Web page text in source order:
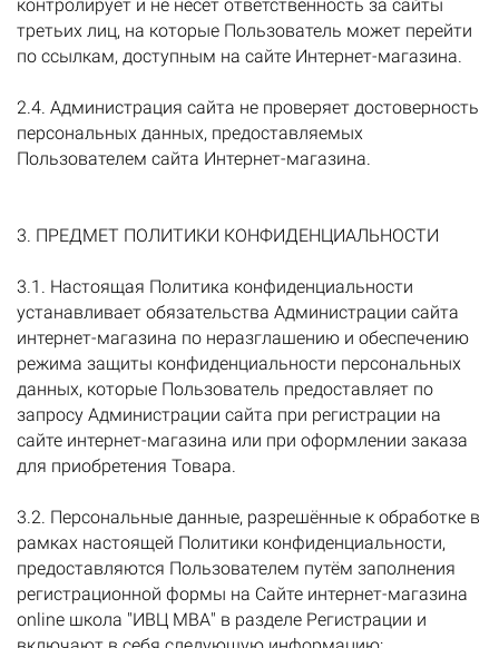
контролирует и не несет ответственность за сайты
третьих лиц, на которые Пользователь может перейти
по ссылкам, доступным на сайте Интернет-магазина.
2.4. Администрация сайта не проверяет достоверность
персональных данных, предоставляемых
Пользователем сайта Интернет-магазина.
3. ПРЕДМЕТ ПОЛИТИКИ КОНФИДЕНЦИАЛЬНОСТИ
3.1. Настоящая Политика конфиденциальности
устанавливает обязательства Администрации сайта
интернет-магазина по неразглашению и обеспечению
режима защиты конфиденциальности персональных
данных, которые Пользователь предоставляет по
запросу Администрации сайта при регистрации на
сайте интернет-магазина или при оформлении заказа
для приобретения Товара.
3.2. Персональные данные, разрешённые к обработке в
рамках настоящей Политики конфиденциальности,
предоставляются Пользователем путём заполнения
регистрационной формы на Сайте интернет-магазина
online школа "ИВЦ МВА" в разделе Регистрации и